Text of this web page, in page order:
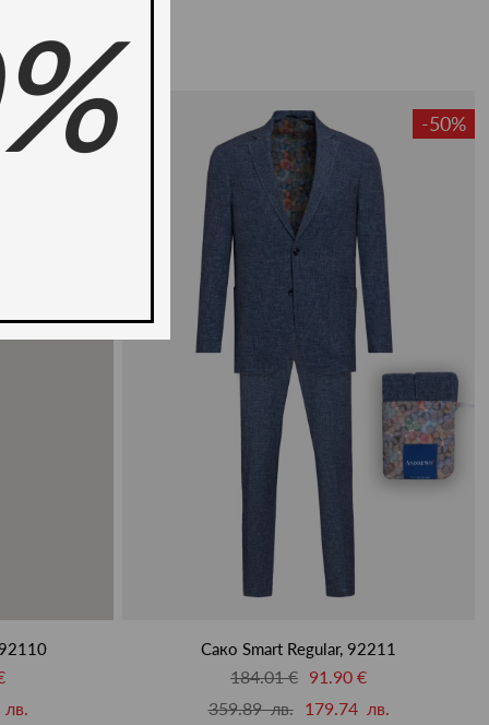
-50% -50%
Сако Smart Regular, 92211
184.01 € 91.90 €
359.89 лв.
179.74 лв.